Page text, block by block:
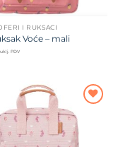
I RUKSACI
Voće – mali
uklj. PDV
Dodajte
na listu
želja